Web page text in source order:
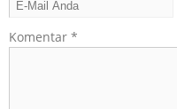
Komentar *